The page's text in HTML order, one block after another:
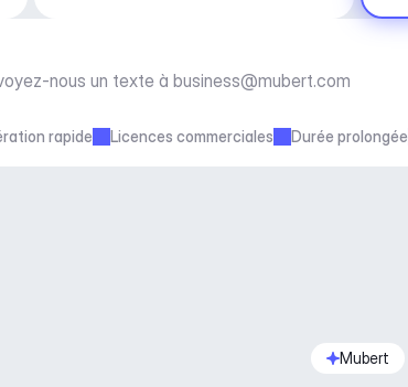
nous un texte à business@mubert.com
rapide Licences commerciales Durée prolongée
Mubert